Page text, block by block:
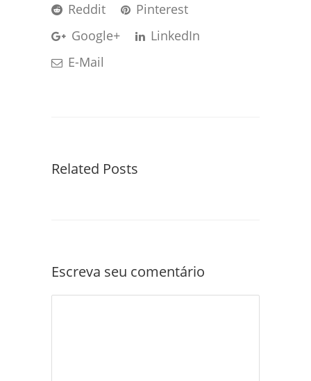
Reddit
Pinterest
Google+
LinkedIn
E-Mail
Related Posts
Escreva seu comentário